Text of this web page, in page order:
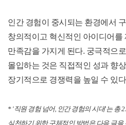
인간 경험이 중시되는 환경에서
창의적이고 혁신적인 아이디어를
만족감을 가지게 된다. 궁극적으
몰입하는 것은 직접적인 성과 향
장기적으로 경쟁력을 높일 수 있
* '직원 경험 넘어, 인간 경험의 시대'는 총
실천하기 위한 구체적인 방법은 다음 글을